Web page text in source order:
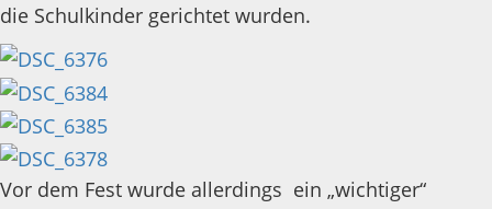
die Schulkinder gerichtet wurden.
Vor dem Fest wurde allerdings ein „wichtiger“